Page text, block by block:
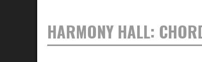
HARMONY HALL: